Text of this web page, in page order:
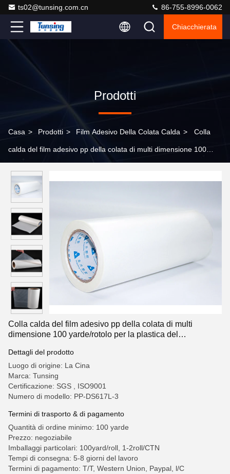
ts02@tunsing.com.cn 86-755-8996-0062
Chiacchierata
Prodotti
Casa > Prodotti > Film Adesivo Della Colata Calda > Colla
calda del film adesivo pp della colata di multi dimensione 100
Colla calda del film adesivo pp della colata di multi
dimensione 100 yarde/rotolo per la plastica del
Dettagli del prodotto
Luogo di origine: La Cina
Marca: Tunsing
Certificazione: SGS , ISO9001
Numero di modello: PP-DS617L-3
Termini di trasporto & di pagamento
Quantità di ordine minimo: 100 yarde
Prezzo: negoziabile
Imballaggi particolari: 100yard/roll, 1-2roll/CTN
Tempi di consegna: 5-8 giorni del lavoro
Termini di pagamento: T/T, Western Union, Paypal, l/C